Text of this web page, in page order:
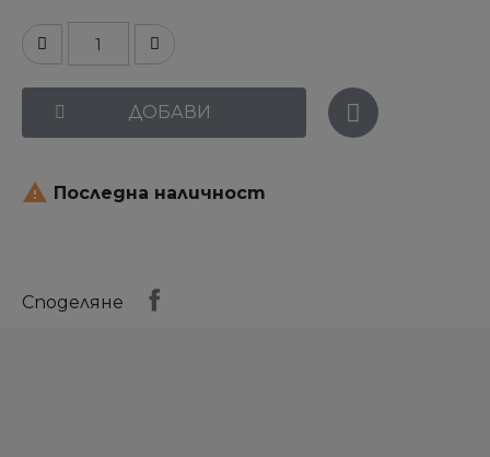
ДОБАВИ
 Последна наличност
Споделяне